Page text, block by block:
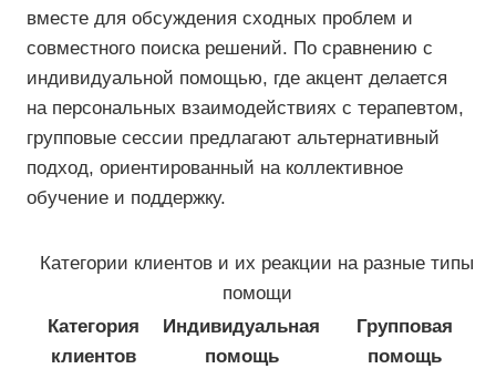
вместе для обсуждения сходных проблем и
совместного поиска решений. По сравнению с
индивидуальной помощью, где акцент делается
на персональных взаимодействиях с терапевтом,
групповые сессии предлагают альтернативный
подход, ориентированный на коллективное
обучение и поддержку.
Категории клиентов и их реакции на разные типы
помощи
Категория
клиентов
Индивидуальная
помощь
Групповая
помощь